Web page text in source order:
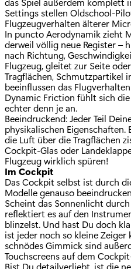
Settings stellen Oldschool-
Flugzeugverhalten älterer
In puncto Aerodynamik zieht
derweil völlig neue Register –
nach Richtung,
Flugzeug, gleitet zur Seite
Tragflächen, Schmutzpartikel
beeinflussen das
Dynamic Friction fühlt sich
echter denn je an.
Beeindruckend: Jeder Teil
physikalischen Eigenschaften.
die Luft über die Tragflächen
Cockpit-Glas oder
Flugzeug wirklich spüren!
Im Cockpit
Das Cockpit selbst ist durch
Modelle genauso
Scheint das Sonnenlicht
reflektiert es auf den
blinzelst. Und hast Du doch
ist jeder noch so kleine
schnödes Gimmick sind
Touchscreens auf dem